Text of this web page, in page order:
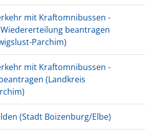
mit Kraftomnibussen -
beantragen
Parchim)
mit Kraftomnibussen -
(Landkreis
(Stadt Boizenburg/Elbe)